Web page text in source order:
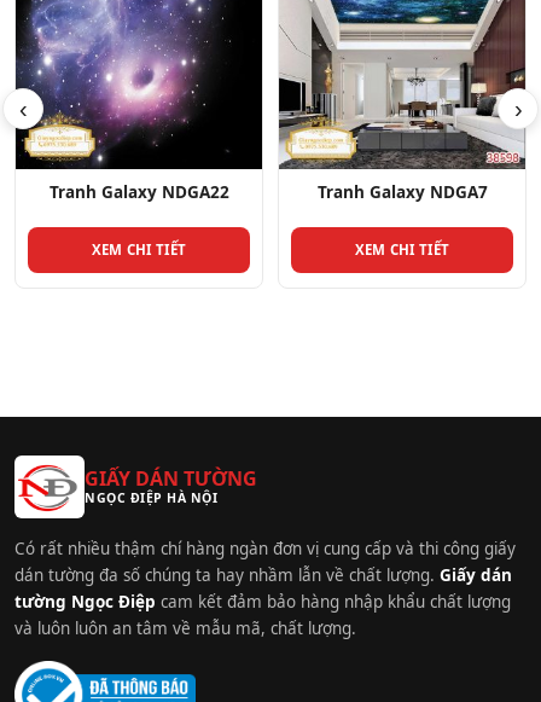
‹
Tranh Galaxy NDGA7
XEM CHI TIẾT
Tranh Galaxy NDGA9
XEM CHI TIẾT
›
GIẤY DÁN TƯỜNG
NGỌC ĐIỆP HÀ NỘI
Có rất nhiều thậm chí hàng ngàn đơn vị cung cấp và thi công giấy
dán tường đa số chúng ta hay nhầm lẫn về chất lượng. Giấy dán
tường Ngọc Điệp cam kết đảm bảo hàng nhập khẩu chất lượng
và luôn luôn an tâm về mẫu mã, chất lượng.